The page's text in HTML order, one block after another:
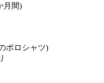
月間)
ポロシャツ)